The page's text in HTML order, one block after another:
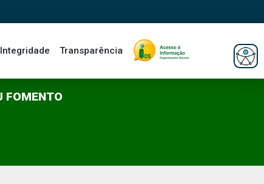
Integridade Transparência
FOMENTO